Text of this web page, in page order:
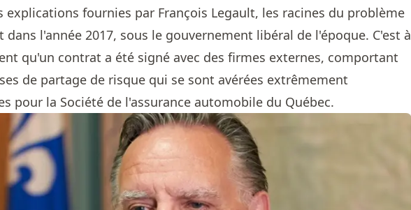
explications fournies par François Legault, les racines du problème
dans l'année 2017, sous le gouvernement libéral de l'époque. C'est à
qu'un contrat a été signé avec des firmes externes, comportant
de partage de risque qui se sont avérées extrêmement
pour la Société de l'assurance automobile du Québec.